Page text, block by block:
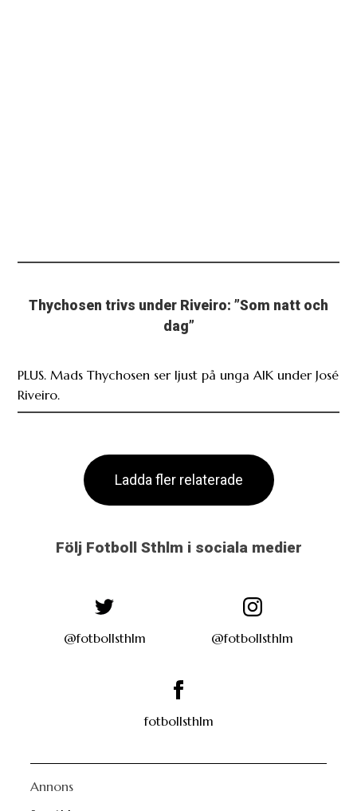
Thychosen trivs under Riveiro: ”Som natt och
dag”
PLUS. Mads Thychosen ser ljust på unga AIK under José
Riveiro.
Ladda fler relaterade
Följ Fotboll Sthlm i sociala medier
@fotbollsthlm @fotbollsthlm
fotbollsthlm
Annons